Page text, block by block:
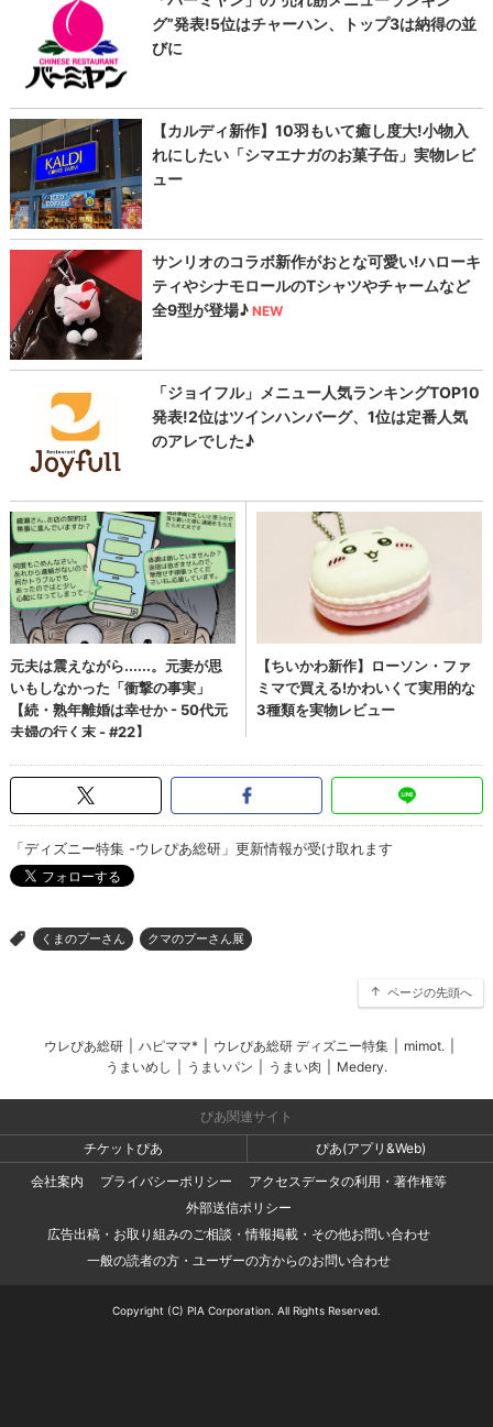
「ディズニー特集 -ウレぴあ総研」更新情報が受け取れます
> くまのプーさん クマのプーさん展
ページの先頭へ
ウレぴあ総研 ハピママ* ウレぴあ総研 ディズニー特集 mimot.
うまいめし
うまいパン うまい肉 Medery.
ぴあ関連サイト
チケットぴあ
ぴあ(アプリ&Web)
会社案内
プライバシーポリシー
アクセスデータの利用・著作権等
外部送信ポリシー
広告出稿・お取り組みのご相談・情報掲載・その他お問い合わせ
一般の読者の方・ユーザーの方からのお問い合わせ
Copyright (C) PIA Corporation. All Rights Reserved.